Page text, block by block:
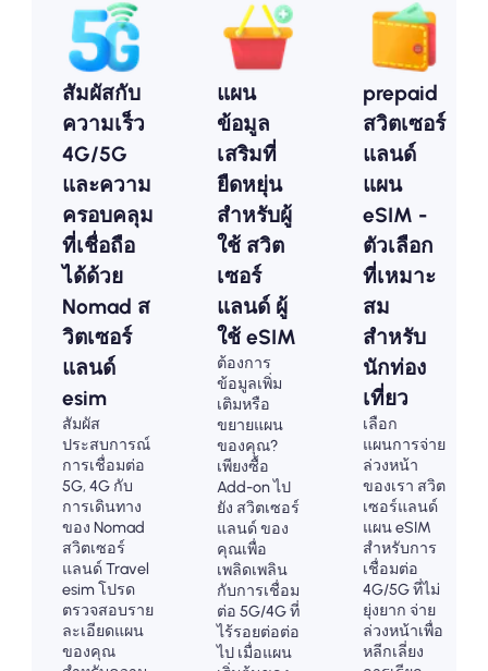
สัมผัสกับ
ความเร็ว
4G/5G
และความ
ครอบคลุม
ที่เชื่อถือ
ได้ด้วย
Nomad ส
วิตเซอร์
แลนด์
esim
สัมผัส
ประสบการณ์
การเชื่อมต่อ
5G, 4G กับ
การเดินทาง
ของ Nomad
สวิตเซอร์
แลนด์ Travel
esim โปรด
ตรวจสอบราย
ละเอียดแผน
ของคุณ
แผน
ข้อมูล
เสริมที่
ยืดหยุ่น
สำหรับผู้
ใช้ สวิต
เซอร์
แลนด์ ผู้
ใช้ eSIM
ต้องการ
ข้อมูลเพิ่ม
เติมหรือ
ขยายแผน
ของคุณ?
เพียงซื้อ
Add-on ไป
ยัง สวิตเซอร์
แลนด์ ของ
คุณเพื่อ
เพลิดเพลิน
กับการเชื่อม
ต่อ 5G/4G ที่
ไร้รอยต่อต่อ
ไป เมื่อแผน
prepaid
สวิตเซอร์
แลนด์
แผน
eSIM -
ตัวเลือก
ที่เหมาะ
สม
สำหรับ
นักท่อง
เที่ยว
เลือก
แผนการจ่าย
ล่วงหน้า
ของเรา สวิต
เซอร์แลนด์
แผน eSIM
สำหรับการ
เชื่อมต่อ
4G/5G ที่ไม่
ยุ่งยาก จ่าย
ล่วงหน้าเพื่อ
หลีกเลี่ยง